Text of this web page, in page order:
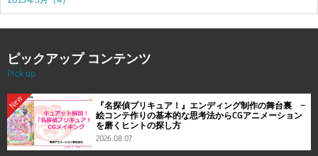
ピックアップ コンテンツ
Pick up
New
『名探偵プリキュア！』エンディング制作の舞台裏 ―
絵コンテ作りの基本的な思考法からCGアニメーション
を磨くヒントの探し方
2026.08.07